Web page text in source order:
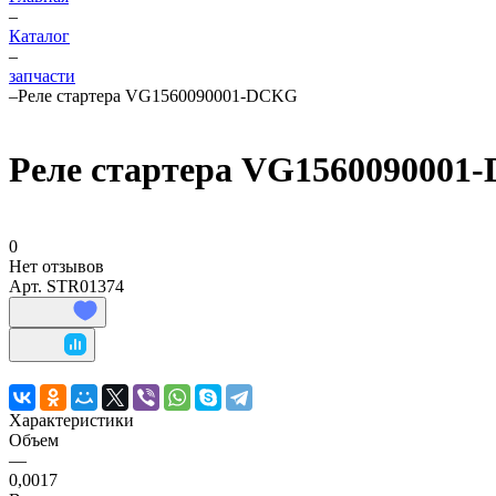
–
Каталог
–
запчасти
–Реле стартера VG1560090001-DCKG
Реле стартера
0
Нет отзывов
Арт. STR01374
Характеристики
Объем
—
0,0017